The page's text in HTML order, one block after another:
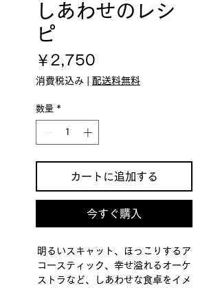
しあわせのレシ
ピ
￥2,750
格
消費税込み 配送料無料
数量 *
カートに追加する
今すぐ購入
明るいスキャット、ほっこりするア
コースティック、幸せ溢れるオーケ
ストラなど、しあわせな食卓をイメ